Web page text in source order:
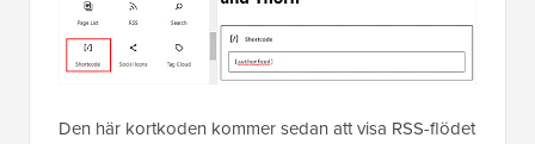
Den här kortkoden kommer sedan att visa RSS-flödet